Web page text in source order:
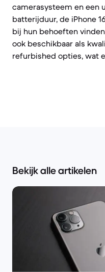
camerasysteem en een
batterijduur, de iPhone
bij hun behoeften
ook beschikbaar als
refurbished opties, wat
Bekijk alle artikelen